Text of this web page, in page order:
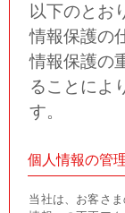
以下のとお
情報保護の
情報保護の
ることによ
す。
個人情報の管
当社は、お客さ